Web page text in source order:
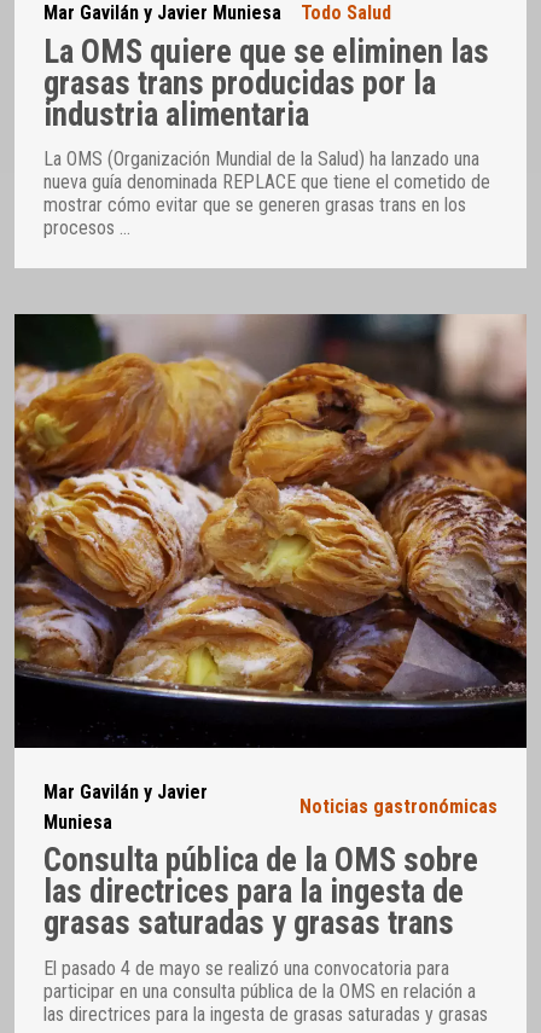
Mar Gavilán y Javier Muniesa Todo Salud
La OMS quiere que se eliminen las
grasas trans producidas por la
industria alimentaria
La OMS (Organización Mundial de la Salud) ha lanzado una
nueva guía denominada REPLACE que tiene el cometido de
mostrar cómo evitar que se generen grasas trans en los
procesos …
Mar Gavilán y Javier
Muniesa
Noticias gastronómicas
Consulta pública de la OMS sobre
las directrices para la ingesta de
grasas saturadas y grasas trans
El pasado 4 de mayo se realizó una convocatoria para
participar en una consulta pública de la OMS en relación a
las directrices para la ingesta de grasas saturadas y grasas